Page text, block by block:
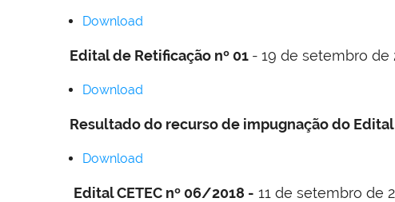
Download
Edital de Retificação nº 01 - 19 de setembro de
Download
Resultado do recurso de impugnação do
Download
Edital CETEC nº 06/2018 - 11 de setembro de